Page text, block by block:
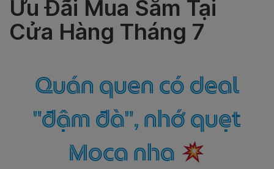
Ưu Đãi Mua Sắm Tại
Cửa Hàng Tháng 7
Quán quen có deal
"đậm đà", nhớ quẹt
Moca nha